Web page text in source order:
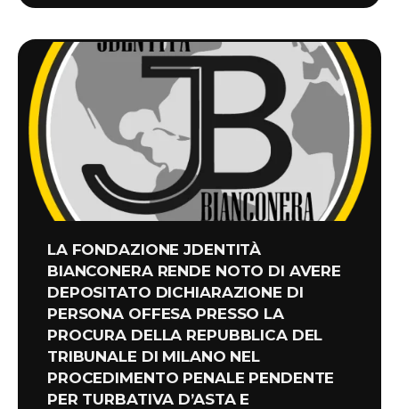
LA FONDAZIONE JDENTITÀ
BIANCONERA RENDE NOTO DI AVERE
DEPOSITATO DICHIARAZIONE DI
PERSONA OFFESA PRESSO LA
PROCURA DELLA REPUBBLICA DEL
TRIBUNALE DI MILANO NEL
PROCEDIMENTO PENALE PENDENTE
PER TURBATIVA D’ASTA E